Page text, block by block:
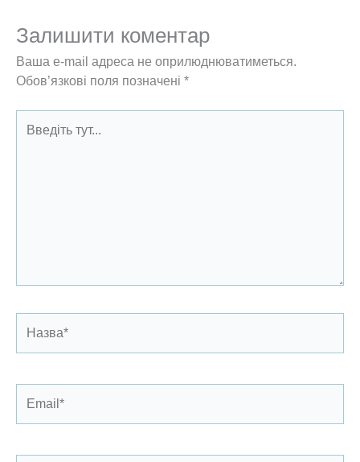
Залишити коментар
Ваша e-mail адреса не оприлюднюватиметься.
Обов’язкові поля позначені *
тут...